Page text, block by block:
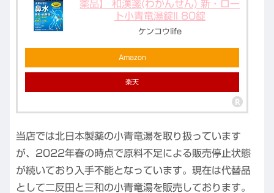
薬品】 和漢箋(わかんせん) 新・ロー
ト小青竜湯錠II 80錠
ケンコウlife
Amazon
楽天
当店では北日本製薬の小青竜湯を取り扱っています
が、2022年春の時点で原料不足による販売停止状態
が続いており入手不能となっています。現在は代替品
として二反田と三和の小青竜湯を販売しております。